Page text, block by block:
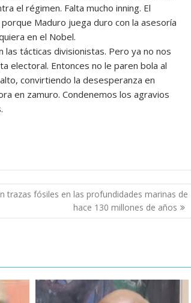
el régimen. Falta mucho inning. El
Maduro juega duro con la asesoría
en el Nobel.
las tácticas divisionistas. Pero ya no nos
electoral. Entonces no le paren bola al
convirtiendo la desesperanza en
en zamuro. Condenemos los agravios
trazas fósiles en las profundidades marinas de
hace 130 millones de años